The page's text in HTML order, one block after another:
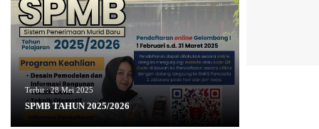
Terbit :28 Mei 2025
SPMB TAHUN 2025/2026